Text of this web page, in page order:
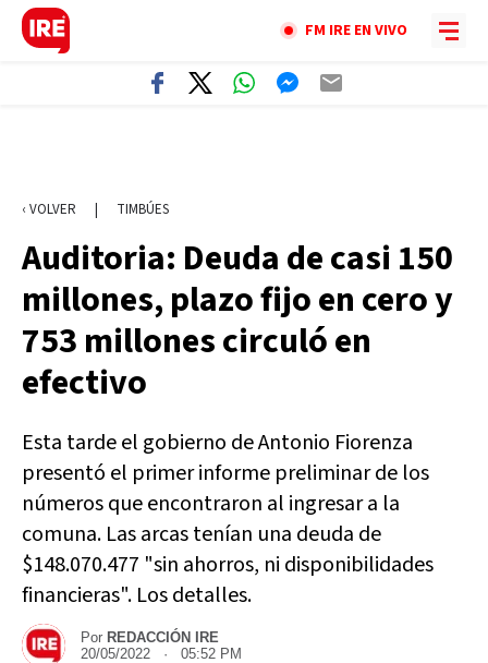
FM IRE EN VIVO
‹ VOLVER | TIMBÚES
Auditoria: Deuda de casi 150
millones, plazo fijo en cero y
753 millones circuló en
efectivo
Esta tarde el gobierno de Antonio Fiorenza
presentó el primer informe preliminar de los
números que encontraron al ingresar a la
comuna. Las arcas tenían una deuda de
$148.070.477 "sin ahorros, ni disponibilidades
financieras". Los detalles.
Por REDACCIÓN IRE
20/05/2022 · 05:52 PM